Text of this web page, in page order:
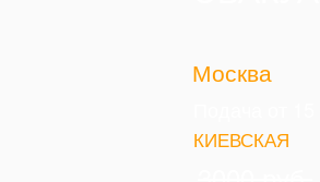
Москва
КИЕВСКАЯ